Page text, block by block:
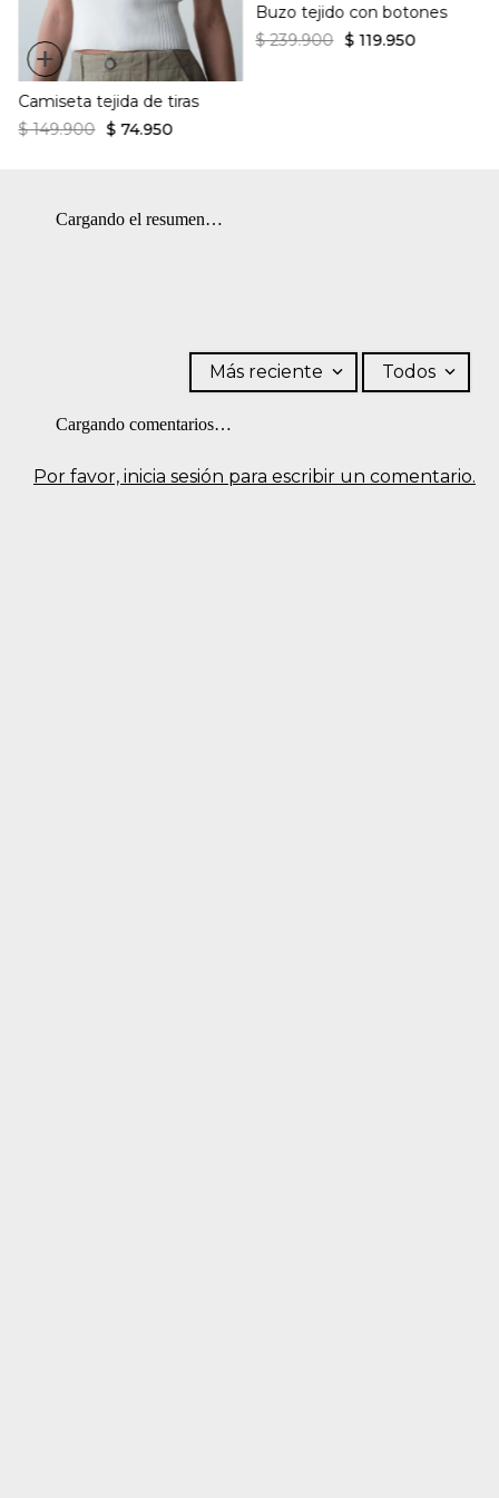
+
Camiseta tejida de tiras
$ 149.900 $ 74.950
Buzo tejido con botones
$ 239.900 $ 119.950
Cargando el resumen…
Por favor, inicia sesión para escribir un comentario.
Más reciente Todos
Cargando comentarios…